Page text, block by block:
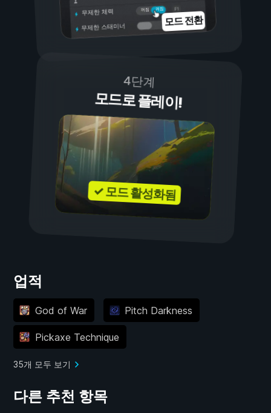
켜짐
꺼짐
무제한 체력
무제한 스태미너 모드 전환
4단계
모드로 플레이!
✓ 모드 활성화됨
업적
God of War Pitch Darkness
Pickaxe Technique
35개 모두 보기
다른 추천 항목